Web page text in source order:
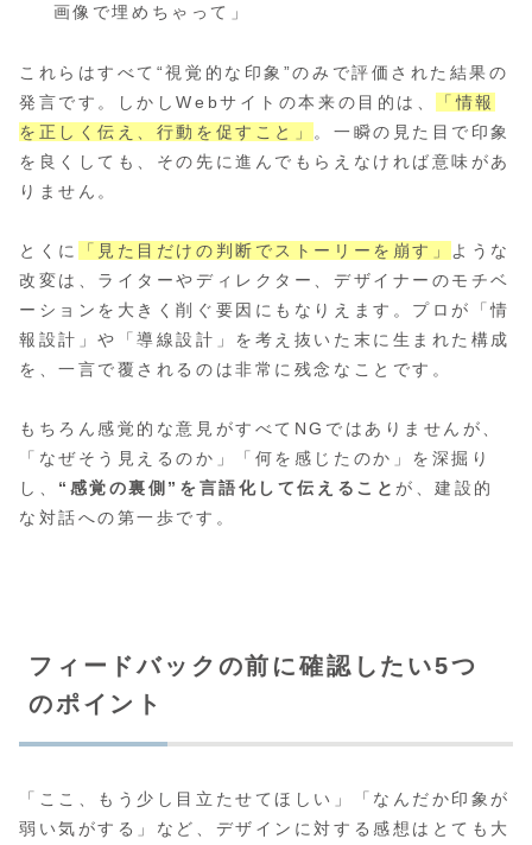
画像で埋めちゃって」
これらはすべて“視覚的な印象”のみで評価された結果の
発言です。しかしWebサイトの本来の目的は、
「情報
を正しく伝え、行動を促すこと」 。一瞬の見た目で印象
を良くしても、その先に進んでもらえなければ意味があ
りません。
とくに 「見た目だけの判断でストーリーを崩す」
ような
改変は、ライターやディレクター、デザイナーのモチベ
ーションを大きく削ぐ要因にもなりえます。プロが「情
報設計」や「導線設計」を考え抜いた末に生まれた構成
を、一言で覆されるのは非常に残念なことです。
もちろん感覚的な意見がすべてNGではありませんが、
「なぜそう見えるのか」「何を感じたのか」を深掘り
し、 “感覚の裏側”を言語化して伝えること が、建設的
な対話への第一歩です。
フィードバックの前に確認したい5つ
のポイント
「ここ、もう少し目立たせてほしい」「なんだか印象が
弱い気がする」など、デザインに対する感想はとても大